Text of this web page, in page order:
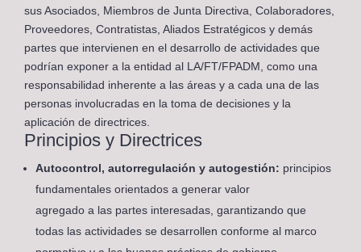
sus Asociados, Miembros de Junta Directiva, Colaboradores,
Proveedores, Contratistas, Aliados Estratégicos y demás
partes que intervienen en el desarrollo de actividades que
podrían exponer a la entidad al LA/FT/FPADM, como una
responsabilidad inherente a las áreas y a cada una de las
personas involucradas en la toma de decisiones y la
aplicación de directrices.
Principios y Directrices
Autocontrol, autorregulación y autogestión: principios
fundamentales orientados a generar valor
agregado a las partes interesadas, garantizando que
todas las actividades se desarrollen conforme al marco